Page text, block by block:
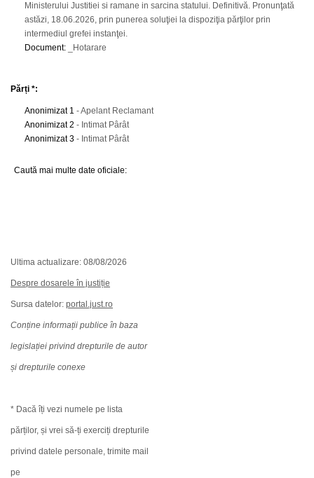
Ministerului Justitiei si ramane in sarcina statului. Definitivă. Pronunţată
astăzi, 18.06.2026, prin punerea soluţiei la dispoziţia părţilor prin
intermediul grefei instanţei.
Document: _Hotarare
Părți *:
Anonimizat 1 - Apelant Reclamant
Anonimizat 2 - Intimat Pârât
Anonimizat 3 - Intimat Pârât
Caută mai multe date oficiale:
Ultima actualizare: 08/08/2026
Despre dosarele în justiție
Sursa datelor: portal.just.ro
Conține informații publice în baza
legislației privind drepturile de autor
și drepturile conexe
* Dacă îți vezi numele pe lista
părților, și vrei să-ți exerciți drepturile
privind datele personale, trimite mail
pe